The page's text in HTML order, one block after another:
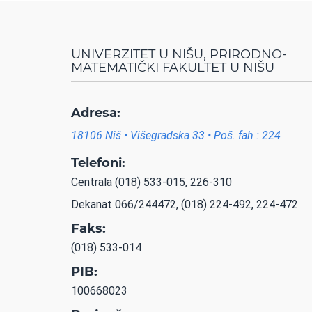
UNIVERZITET U NIŠU, PRIRODNO-
MATEMATIČKI FAKULTET U NIŠU
Adresa:
18106 Niš • Višegradska 33 • Poš. fah : 224
Telefoni:
Centrala (018) 533-015, 226-310
Dekanat 066/244472, (018) 224-492, 224-472
Faks:
(018) 533-014
PIB:
100668023